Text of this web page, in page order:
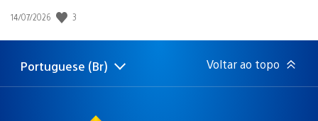
Data
publicação:
14/07/2026 3
Selecione
Região
Portuguese (Br) Voltar ao topo